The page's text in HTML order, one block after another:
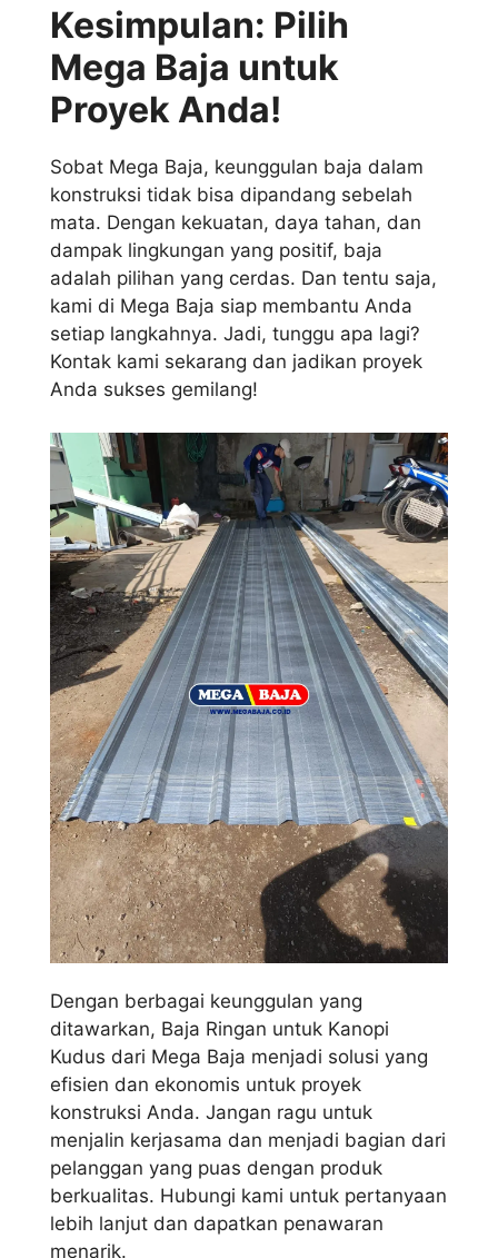
Kesimpulan: Pilih
Mega Baja untuk
Proyek Anda!
Sobat Mega Baja, keunggulan baja dalam
konstruksi tidak bisa dipandang sebelah
mata. Dengan kekuatan, daya tahan, dan
dampak lingkungan yang positif, baja
adalah pilihan yang cerdas. Dan tentu saja,
kami di Mega Baja siap membantu Anda
setiap langkahnya. Jadi, tunggu apa lagi?
Kontak kami sekarang dan jadikan proyek
Anda sukses gemilang!
Dengan berbagai keunggulan yang
ditawarkan, Baja Ringan untuk Kanopi
Kudus dari Mega Baja menjadi solusi yang
efisien dan ekonomis untuk proyek
konstruksi Anda. Jangan ragu untuk
menjalin kerjasama dan menjadi bagian dari
pelanggan yang puas dengan produk
berkualitas. Hubungi kami untuk pertanyaan
lebih lanjut dan dapatkan penawaran
menarik.